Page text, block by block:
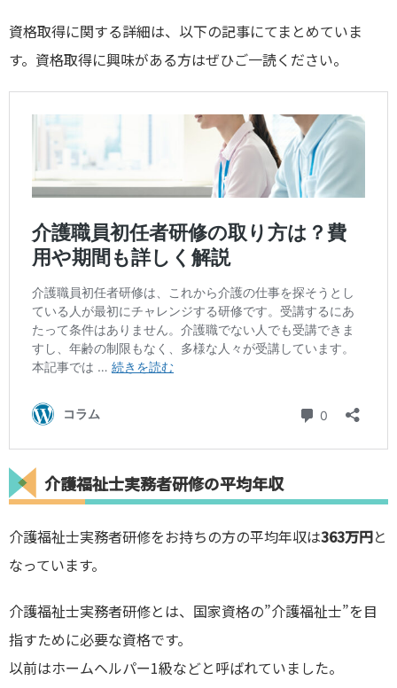
資格取得に関する詳細は、以下の記事にてまとめていま
す。資格取得に興味がある方はぜひご一読ください。
介護福祉士実務者研修の平均年収
介護福祉士実務者研修をお持ちの方の平均年収は363万円と
なっています。
介護福祉士実務者研修とは、国家資格の”介護福祉士”を目
指すために必要な資格です。
以前はホームヘルパー1級などと呼ばれていました。